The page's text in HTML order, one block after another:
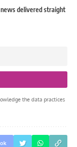
delivered straight
the data practices